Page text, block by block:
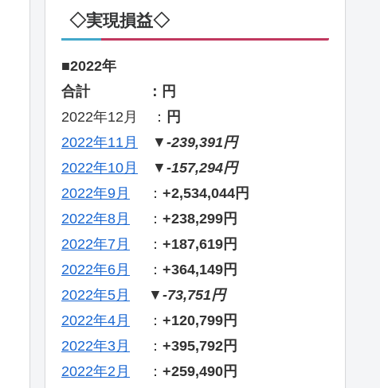
◇実現損益◇
■2022年
合計 ：円
2022年12月 ： 円
2022年11月
▼ -239,391円
2022年10月
▼ -157,294円
2022年9月
： +2,534,044円
2022年8月
： +238,299円
2022年7月
： +187,619円
2022年6月
： +364,149円
2022年5月
▼ -73,751円
2022年4月
： +120,799円
2022年3月
： +395,792円
2022年2月
： +259,490円